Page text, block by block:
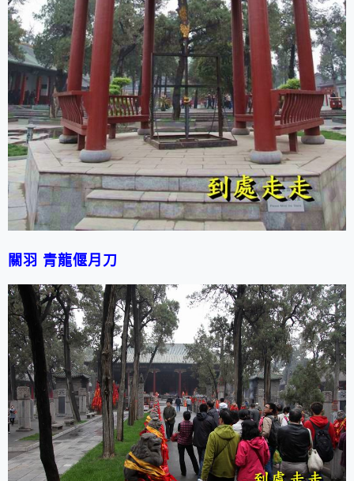
關羽 青龍偃月刀